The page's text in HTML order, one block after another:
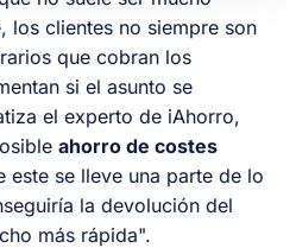
los clientes no siempre son
que cobran los
si el asunto se
el experto de iAhorro,
ahorro de costes
se lleve una parte de lo
la devolución del
más rápida".